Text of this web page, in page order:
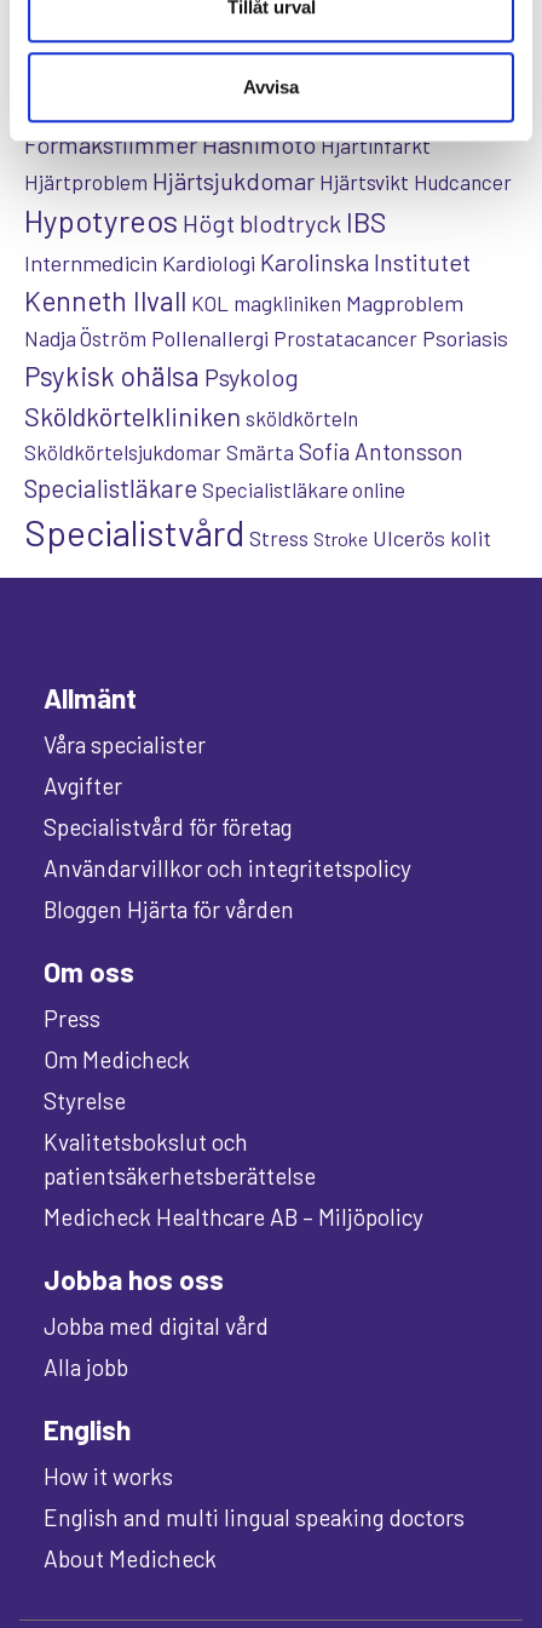
Tillåt urval
Avvisa
AstmaCancer
sjukdomDen nya vården Depression Diabetes
Dietist
FörmaksflimmerHashimoto Hjärtinfarkt
Hjärtproblem Hjärtsjukdomar Hjärtsvikt Hudcancer
Hypotyreos Högt blodtryck IBS
Internmedicin Kardiologi Karolinska Institutet
Kenneth Ilvall KOL magkliniken Magproblem
Nadja Öström Pollenallergi Prostatacancer Psoriasis
Psykisk ohälsa Psykolog
Sköldkörtelkliniken sköldkörteln
Sköldkörtelsjukdomar Smärta Sofia Antonsson
Specialistläkare Specialistläkare online
Specialistvård Stress Stroke Ulcerös kolit
Allmänt
Våra specialister
Avgifter
Specialistvård för företag
Användarvillkor och integritetspolicy
Bloggen Hjärta för vården
Om oss
Press
Om Medicheck
Styrelse
Kvalitetsbokslut och
patientsäkerhetsberättelse
Medicheck Healthcare AB – Miljöpolicy
Jobba hos oss
Jobba med digital vård
Alla jobb
English
How it works
English and multi lingual speaking doctors
About Medicheck